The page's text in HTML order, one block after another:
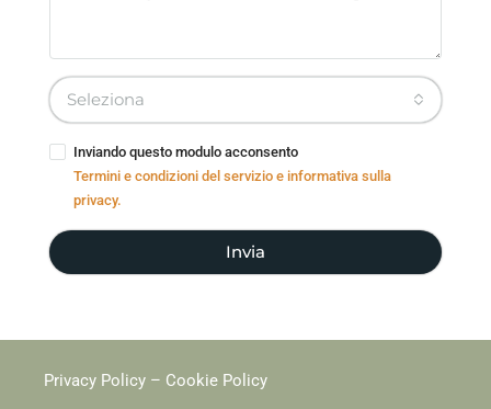
Seleziona
Inviando questo modulo acconsento
Termini e condizioni del servizio e informativa sulla
privacy.
Invia
Privacy Policy– Cookie Policy